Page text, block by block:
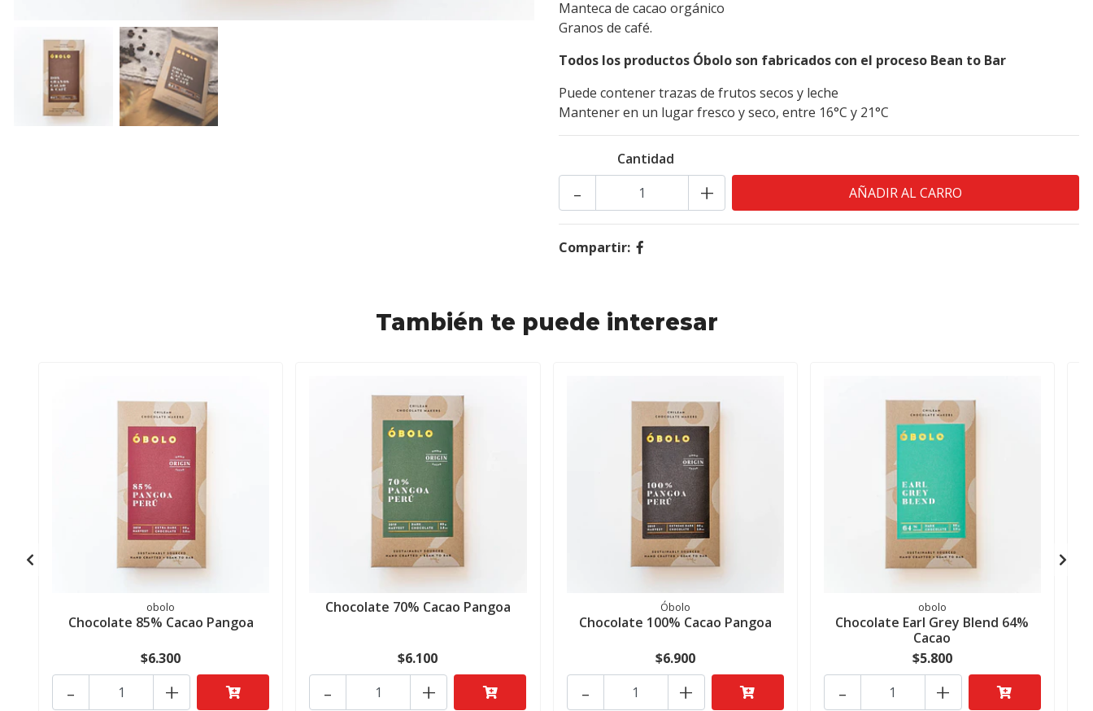
Manteca de cacao orgánico
Granos de café.
Todos los productos Óbolo son fabricados con el proceso Bean to Bar
Puede contener trazas de frutos secos y leche
Mantener en un lugar fresco y seco, entre 16°C y 21°C
Cantidad
+
-
Compartir:
También te puede interesar
obolo
Chocolate 85% Cacao Pangoa
$6.300
+
-
Chocolate 70% Cacao Pangoa
$6.100
+
-
Óbolo
Chocolate 100% Cacao Pangoa
$6.900
+
-
obolo
Chocolate Earl Grey Blend 64%
Cacao
$5.800
+
-